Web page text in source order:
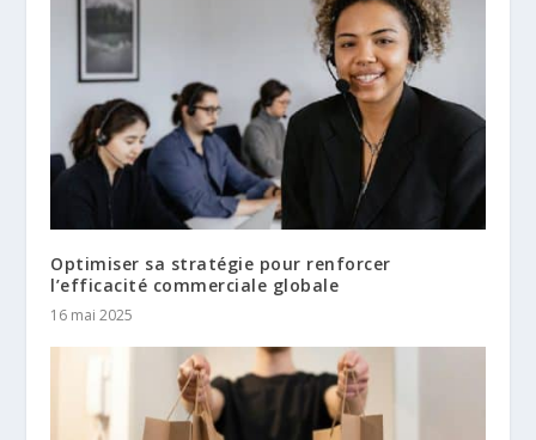
Optimiser sa stratégie pour renforcer
l’efficacité commerciale globale
16 mai 2025